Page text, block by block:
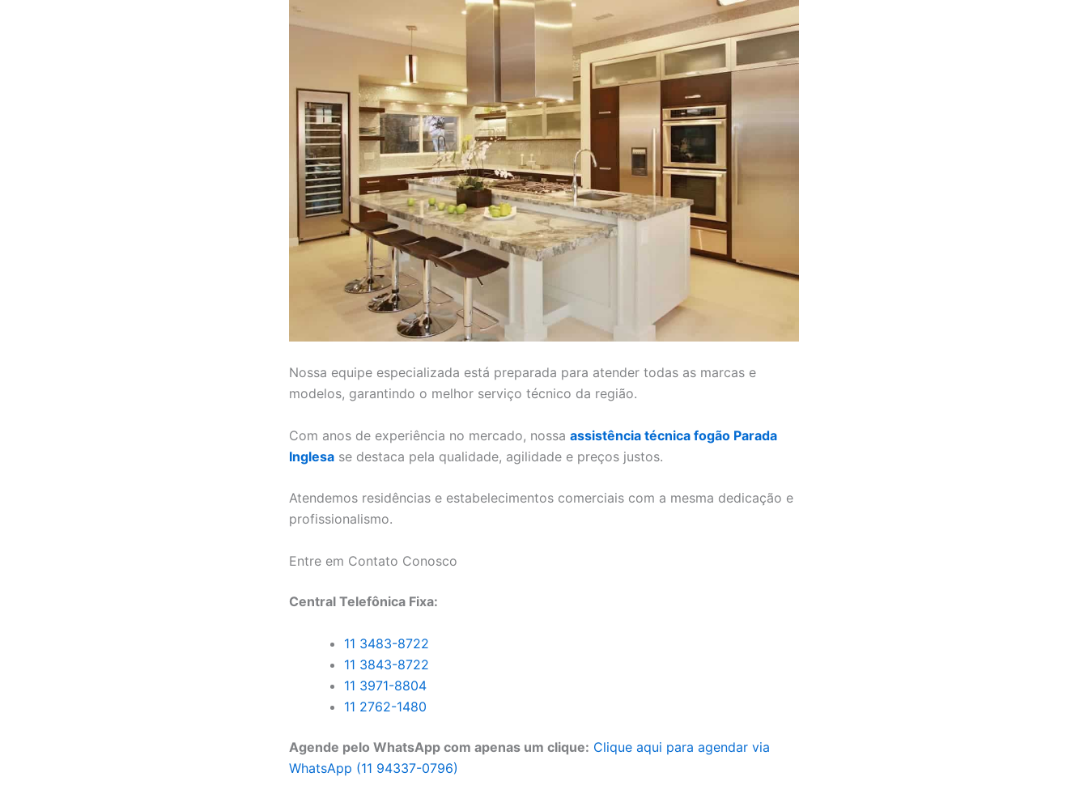
Nossa equipe especializada está preparada para atender todas as marcas e
modelos, garantindo o melhor serviço técnico da região.
Com anos de experiência no mercado, nossa assistência técnica fogão Parada
Inglesa se destaca pela qualidade, agilidade e preços justos.
Atendemos residências e estabelecimentos comerciais com a mesma dedicação e
profissionalismo.
Entre em Contato Conosco
Central Telefônica Fixa:
11 3483-8722
11 3843-8722
11 3971-8804
11 2762-1480
Agende pelo WhatsApp com apenas um clique: Clique aqui para agendar via
WhatsApp (11 94337-0796)